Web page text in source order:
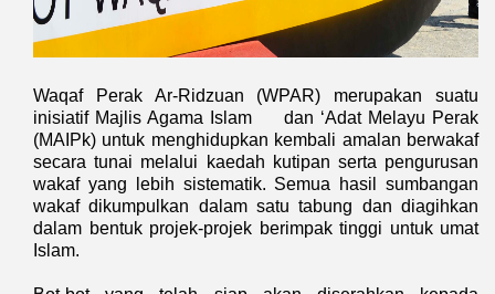
Waqaf Perak Ar-Ridzuan (WPAR) merupakan suatu
inisiatif Majlis Agama Islam
dan ‘Adat Melayu Perak
(MAIPk) untuk menghidupkan kembali amalan berwakaf
secara tunai melalui kaedah kutipan serta pengurusan
wakaf yang lebih sistematik. Semua hasil sumbangan
wakaf dikumpulkan dalam satu tabung dan diagihkan
dalam bentuk projek-projek berimpak tinggi untuk umat
Islam.